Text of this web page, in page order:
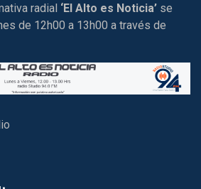
radial ‘El Alto es Noticia’ se
de 12h00 a 13h00 a través de